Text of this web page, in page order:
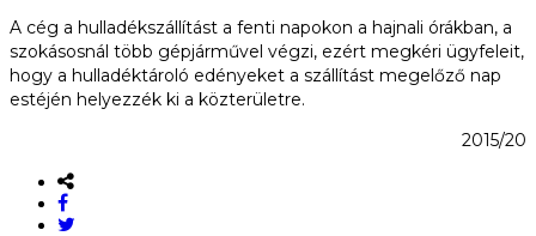
A cég a hulladékszállítást a fenti napokon a hajnali órákban, a
szokásosnál több gépjárművel végzi, ezért megkéri ügyfeleit,
hogy a hulladéktároló edényeket a szállítást megelőző nap
estéjén helyezzék ki a közterületre.
2015/20